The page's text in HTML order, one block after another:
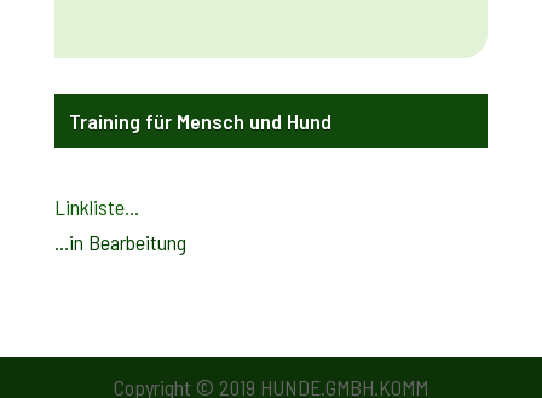
Training für Mensch und Hund
Linkliste…
…in Bearbeitung
Copyright © 2019 HUNDE.GMBH.KOMM